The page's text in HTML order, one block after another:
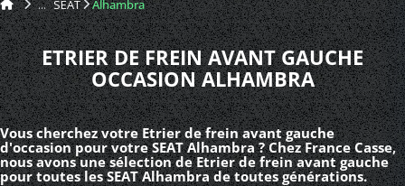
SEAT Alhambra
ETRIER DE FREIN AVANT GAUCHE
OCCASION ALHAMBRA
Vous cherchez votre Etrier de frein avant gauche
d'occasion pour votre SEAT Alhambra ? Chez France Casse,
nous avons une sélection de Etrier de frein avant gauche
pour toutes les SEAT Alhambra de toutes générations.